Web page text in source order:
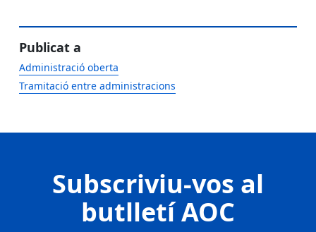
Publicat a
Administració oberta
Tramitació entre administracions
Subscriviu-vos al
butlletí AOC